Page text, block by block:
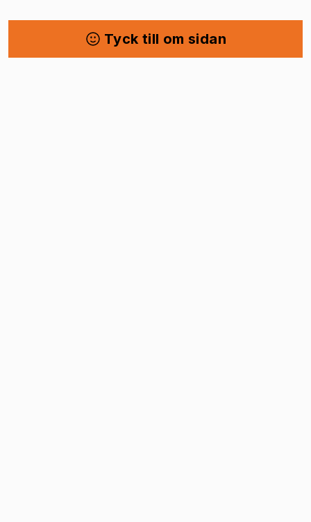
Tyck till om sidan